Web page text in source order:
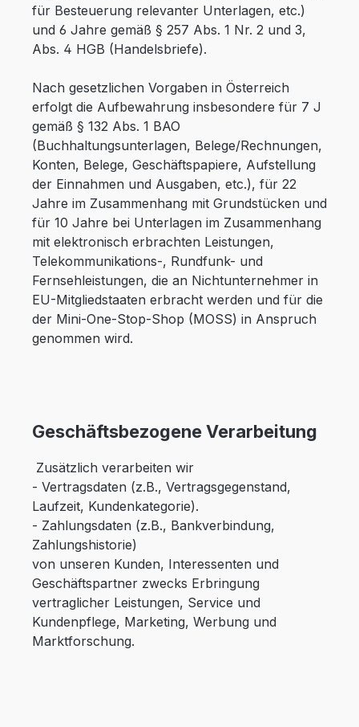
für Besteuerung relevanter Unterlagen, etc.)
und 6 Jahre gemäß § 257 Abs. 1 Nr. 2 und 3,
Abs. 4 HGB (Handelsbriefe).
Nach gesetzlichen Vorgaben in Österreich
erfolgt die Aufbewahrung insbesondere für 7 J
gemäß § 132 Abs. 1 BAO
(Buchhaltungsunterlagen, Belege/Rechnungen,
Konten, Belege, Geschäftspapiere, Aufstellung
der Einnahmen und Ausgaben, etc.), für 22
Jahre im Zusammenhang mit Grundstücken und
für 10 Jahre bei Unterlagen im Zusammenhang
mit elektronisch erbrachten Leistungen,
Telekommunikations-, Rundfunk- und
Fernsehleistungen, die an Nichtunternehmer in
EU-Mitgliedstaaten erbracht werden und für die
der Mini-One-Stop-Shop (MOSS) in Anspruch
genommen wird.
Geschäftsbezogene Verarbeitung
Zusätzlich verarbeiten wir
- Vertragsdaten (z.B., Vertragsgegenstand,
Laufzeit, Kundenkategorie).
- Zahlungsdaten (z.B., Bankverbindung,
Zahlungshistorie)
von unseren Kunden, Interessenten und
Geschäftspartner zwecks Erbringung
vertraglicher Leistungen, Service und
Kundenpflege, Marketing, Werbung und
Marktforschung.